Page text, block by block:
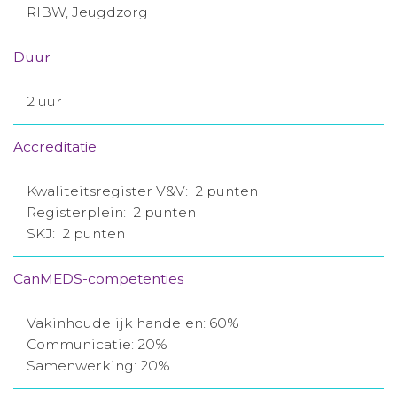
RIBW, Jeugdzorg
Duur
2 uur
Accreditatie
Kwaliteitsregister V&V: 2 punten
Registerplein: 2 punten
SKJ: 2 punten
CanMEDS-competenties
Vakinhoudelijk handelen: 60%
Communicatie: 20%
Samenwerking: 20%